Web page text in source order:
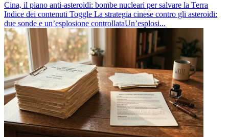
Cina, il piano anti-asteroidi: bombe nucleari per salvare la Terra
Indice dei contenuti Toggle La strategia cinese contro gli asteroidi:
due sonde e un’esplosione controllataUn’esplosi...